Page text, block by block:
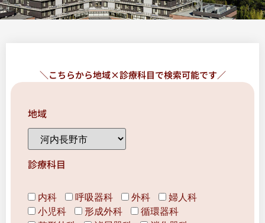
＼こちらから地域×診療科目で検索可能です／
地域
診療科目
内科 呼吸器科 外科
婦人科
小児科
形成外科
循環器科